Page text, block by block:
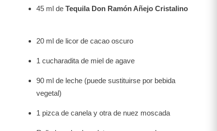
45 ml de Tequila Don Ramón Añejo Cristalino
20 ml de licor de cacao oscuro
1 cucharadita de miel de agave
90 ml de leche (puede sustituirse por bebida
vegetal)
1 pizca de canela y otra de nuez moscada